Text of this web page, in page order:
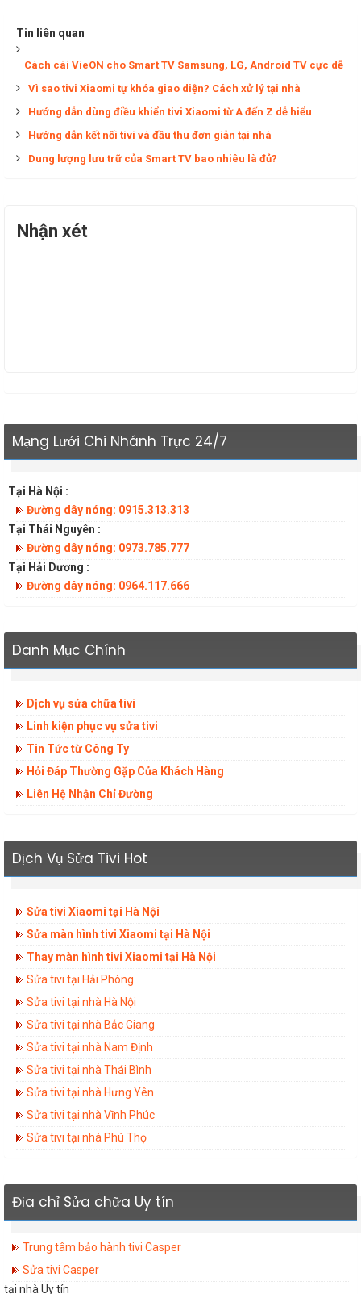
Tin liên quan
Cách cài VieON cho Smart TV Samsung, LG, Android TV cực dễ
Vì sao tivi Xiaomi tự khóa giao diện? Cách xử lý tại nhà
Hướng dẫn dùng điều khiển tivi Xiaomi từ A đến Z dễ hiểu
Hướng dẫn kết nối tivi và đầu thu đơn giản tại nhà
Dung lượng lưu trữ của Smart TV bao nhiêu là đủ?
Nhận xét
Mạng Lưới Chi Nhánh Trực 24/7
Tại Hà Nội :
Đường dây nóng: 0915.313.313
Tại Thái Nguyên :
Đường dây nóng: 0973.785.777
Tại Hải Dương :
Đường dây nóng: 0964.117.666
Danh Mục Chính
Dịch vụ sửa chữa tivi
Linh kiện phục vụ sửa tivi
Tin Tức từ Công Ty
Hỏi Đáp Thường Gặp Của Khách Hàng
Liên Hệ Nhận Chỉ Đường
Dịch Vụ Sửa Tivi Hot
Sửa tivi Xiaomi tại Hà Nội
Sửa màn hình tivi Xiaomi tại Hà Nội
Thay màn hình tivi Xiaomi tại Hà Nội
Sửa tivi tại Hải Phòng
Sửa tivi tại nhà Hà Nội
Sửa tivi tại nhà Bắc Giang
Sửa tivi tại nhà Nam Định
Sửa tivi tại nhà Thái Bình
Sửa tivi tại nhà Hưng Yên
Sửa tivi tại nhà Vĩnh Phúc
Sửa tivi tại nhà Phú Thọ
Địa chỉ Sửa chữa Uy tín
Trung tâm bảo hành tivi Casper
Sửa tivi Casper
tại nhà Uy tín